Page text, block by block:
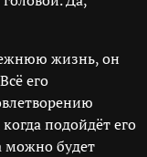
жизнь, он
его
подойдёт его
можно будет